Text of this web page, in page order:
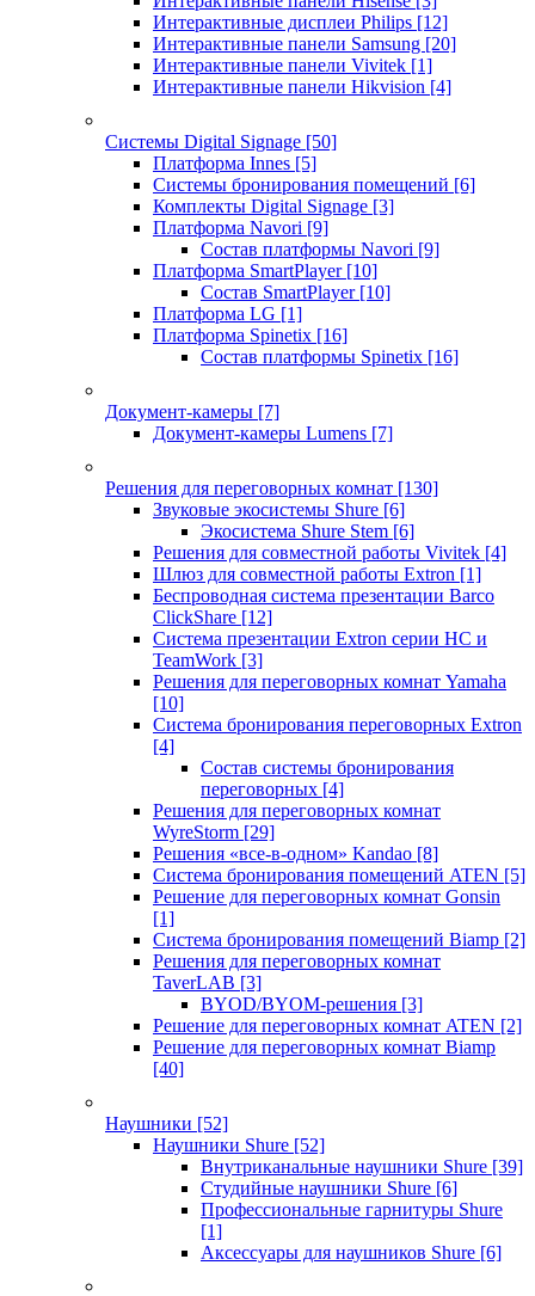
Интерактивные дисплеи Philips [12]
Интерактивные панели Samsung [20]
Интерактивные панели Vivitek [1]
Интерактивные панели Hikvision [4]
Системы Digital Signage [50]
Платформа Innes [5]
Системы бронирования помещений [6]
Комплекты Digital Signage [3]
Платформа Navori [9]
Состав платформы Navori [9]
Платформа SmartPlayer [10]
Состав SmartPlayer [10]
Платформа LG [1]
Платформа Spinetix [16]
Состав платформы Spinetix [16]
Документ-камеры [7]
Документ-камеры Lumens [7]
Решения для переговорных комнат [130]
Звуковые экосистемы Shure [6]
Экосистема Shure Stem [6]
Решения для совместной работы Vivitek [4]
Шлюз для совместной работы Extron [1]
Беспроводная система презентации Barco
ClickShare [12]
Система презентации Extron серии HC и
TeamWork [3]
Решения для переговорных комнат Yamaha
[10]
Система бронирования переговорных Extron
[4]
Состав системы бронирования
переговорных [4]
Решения для переговорных комнат
WyreStorm [29]
Решения «все-в-одном» Kandao [8]
Система бронирования помещений ATEN [5]
Решение для переговорных комнат Gonsin
[1]
Система бронирования помещений Biamp [2]
Решения для переговорных комнат
TaverLAB [3]
BYOD/BYOM-решения [3]
Решение для переговорных комнат ATEN [2]
Решение для переговорных комнат Biamp
[40]
Наушники [52]
Наушники Shure [52]
Внутриканальные наушники Shure [39]
Студийные наушники Shure [6]
Профессиональные гарнитуры Shure
[1]
Аксессуары для наушников Shure [6]